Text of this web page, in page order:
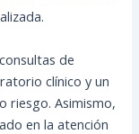
de
clínico y un
riesgo. Asimismo,
en la atención